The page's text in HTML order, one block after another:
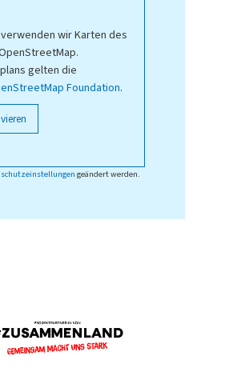
wir Karten des
gelten die
Foundation.
geändert werden.